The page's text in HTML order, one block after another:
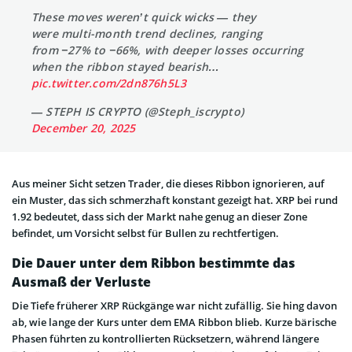
These moves weren’t quick wicks — they
were multi-month trend declines, ranging
from −27% to −66%, with deeper losses occurring
when the ribbon stayed bearish…
pic.twitter.com/2dn876h5L3
— STEPH IS CRYPTO (@Steph_iscrypto)
December 20, 2025
Aus meiner Sicht setzen Trader, die dieses Ribbon ignorieren, auf
ein Muster, das sich schmerzhaft konstant gezeigt hat. XRP bei rund
1.92 bedeutet, dass sich der Markt nahe genug an dieser Zone
befindet, um Vorsicht selbst für Bullen zu rechtfertigen.
Die Dauer unter dem Ribbon bestimmte das
Ausmaß der Verluste
Die Tiefe früherer XRP Rückgänge war nicht zufällig. Sie hing davon
ab, wie lange der Kurs unter dem EMA Ribbon blieb. Kurze bärische
Phasen führten zu kontrollierten Rücksetzern, während längere